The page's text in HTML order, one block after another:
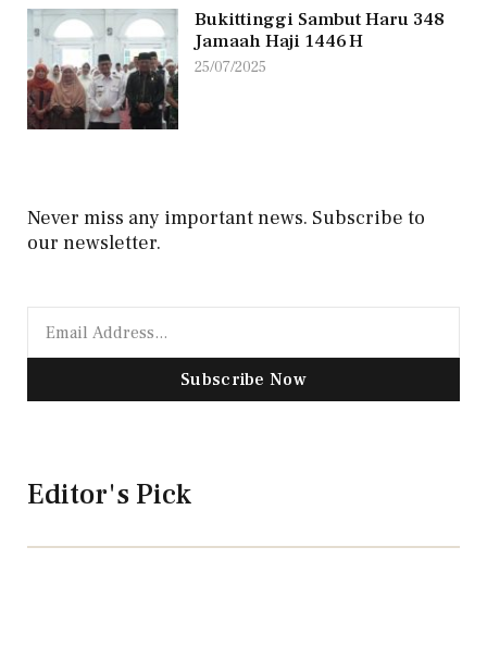
Bukittinggi Sambut Haru 348
Jamaah Haji 1446 H
25/07/2025
Never miss any important news. Subscribe to
our newsletter.
Subscribe Now
Editor's Pick